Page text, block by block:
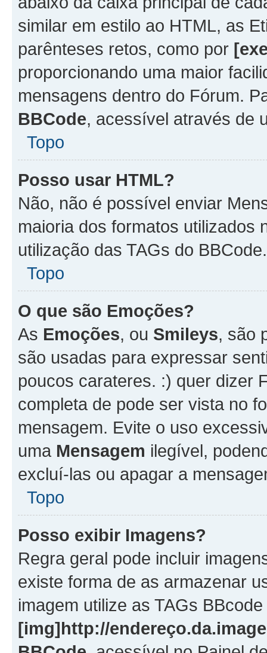
similar em estilo ao HTML, as
parênteses retos, como por
proporcionando uma maior
mensagens dentro do Fórum.
BBCode, acessível através de
Topo
Posso usar HTML?
Não, não é possível enviar
maioria dos formatos utilizados
utilização das TAGs do BBCode.
Topo
O que são Emoções?
As Emoções, ou Smileys, são
são usadas para expressar
poucos carateres. :) quer dizer
completa de pode ser vista no
mensagem. Evite o uso
uma Mensagem ilegível,
excluí-las ou apagar a
Topo
Posso exibir Imagens?
Regra geral pode incluir
existe forma de as armazenar
imagem utilize as TAGs BBcode
[img]http://